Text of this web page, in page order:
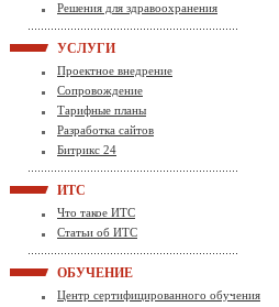
Решения для здравоохранения
УСЛУГИ
Проектное внедрение
Сопровождение
Тарифные планы
Разработка сайтов
Битрикс 24
ИТС
Что такое ИТС
Статьи об ИТС
ОБУЧЕНИЕ
Центр сертифицированного обучения